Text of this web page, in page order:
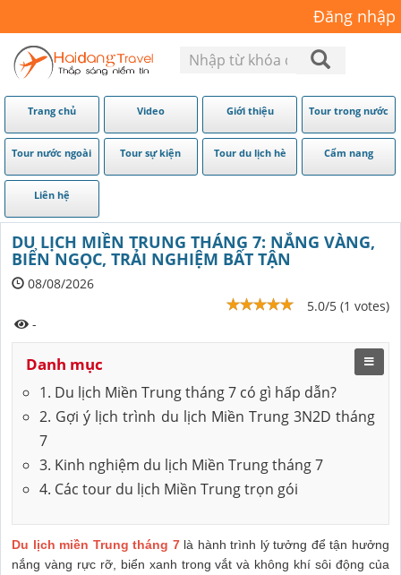
Đăng nhập
Trang chủ Video Giới thiệu Tour trong nước
Tour nước ngoài Tour sự kiện Tour du lịch hè Cẩm nang
Liên hệ
DU LỊCH MIỀN TRUNG THÁNG 7: NẮNG VÀNG,
BIỂN NGỌC, TRẢI NGHIỆM BẤT TẬN
08/08/2026
5.0/5 (1 votes)
-
Danh mục
1. Du lịch Miền Trung tháng 7 có gì hấp dẫn?
2. Gợi ý lịch trình du lịch Miền Trung 3N2D tháng
7
3. Kinh nghiệm du lịch Miền Trung tháng 7
4. Các tour du lịch Miền Trung trọn gói
Du lịch miền Trung tháng 7là hành trình lý tưởng để tận hưởng
nắng vàng rực rỡ, biển xanh trong vắt và không khí sôi động của